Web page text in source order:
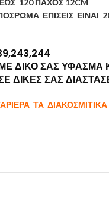
120 ΠΑΧΟΣ 12CM
ΕΠΙΣΕΙΣ ΕΙΝΑΙ
ΔΙΚΟ ΣΑΣ ΥΦΑΣΜΑ
ΔΙΚΕΣ ΣΑΣ
ΤΑ